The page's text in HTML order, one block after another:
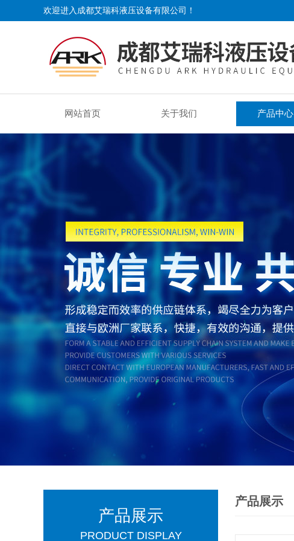
欢迎进入成都艾瑞科液压设备有限公司！
网站首页 关于我们 产品中心
产品展示
PRODUCT DISPLAY
产品展示